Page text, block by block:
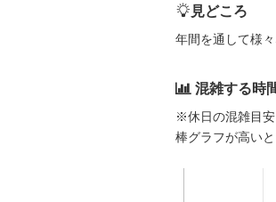
見どころ
年間を通して様
混雑する時
※休日の混雑目安
棒グラフが高い